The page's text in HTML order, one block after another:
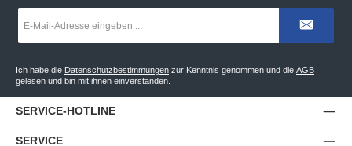
Mail-
*
Ich habe die Datenschutzbestimmungen zur Kenntnis genommen und die AGB
gelesen und bin mit ihnen einverstanden.
SERVICE-HOTLINE
SERVICE